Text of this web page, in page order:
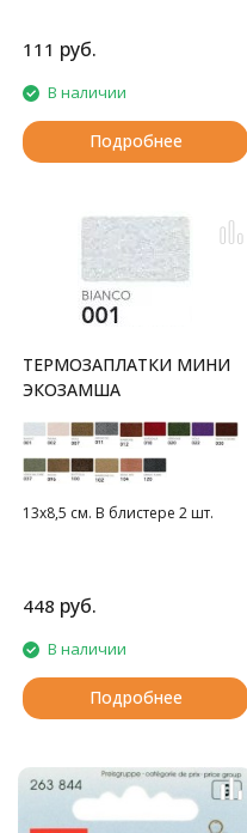
111 руб.
В наличии
Подробнее
ТЕРМОЗАПЛАТКИ МИНИ
ЭКОЗАМША
13х8,5 см. В блистере 2 шт.
448 руб.
В наличии
Подробнее